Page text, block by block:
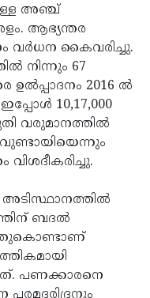
അഞ്ച്
ആഭ്യന്തര
വർധന കൈവരിച്ചു.
നിന്നും 67
ഉൽപ്പാദനം 2016 ൽ
10,17,000
വരുമാനത്തിൽ
അടിസ്ഥാനത്തിൽ
ബദൽ
പണക്കാരനെ